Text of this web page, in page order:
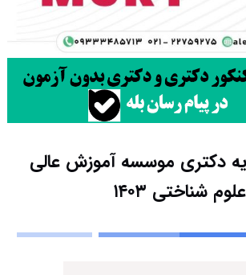
دکتری موسسه آموزش عالی
علوم شناختی ۱۴۰۳